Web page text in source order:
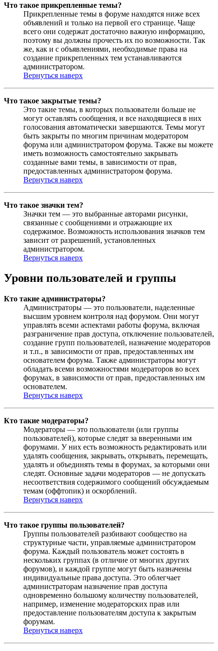
Что такое прикрепленные темы?
Прикрепленные темы в форуме находятся ниже всех
объявлений и только на первой его странице. Чаще
всего они содержат достаточно важную информацию,
поэтому вы должны прочесть их по возможности. Так
же, как и с объявлениями, необходимые права на
создание прикрепленных тем устанавливаются
администратором.
Вернуться наверх
Что такое закрытые темы?
Это такие темы, в которых пользователи больше не
могут оставлять сообщения, и все находящиеся в них
голосования автоматически завершаются. Темы могут
быть закрыты по многим причинам модератором
форума или администратором форума. Также вы можете
иметь возможность самостоятельно закрывать
созданные вами темы, в зависимости от прав,
предоставленных администратором форума.
Вернуться наверх
Что такое значки тем?
Значки тем — это выбранные авторами рисунки,
связанные с сообщениями и отражающие их
содержимое. Возможность использования значков тем
зависит от разрешений, установленных
администратором.
Вернуться наверх
Уровни пользователей и группы
Кто такие администраторы?
Администраторы — это пользователи, наделенные
высшим уровнем контроля над форумом. Они могут
управлять всеми аспектами работы форума, включая
разграничение прав доступа, отключение пользователей,
создание групп пользователей, назначение модераторов
и т.п., в зависимости от прав, предоставленных им
основателем форума. Также администраторы могут
обладать всеми возможностями модераторов во всех
форумах, в зависимости от прав, предоставленных им
основателем.
Вернуться наверх
Кто такие модераторы?
Модераторы — это пользователи (или группы
пользователей), которые следят за вверенными им
форумами. У них есть возможность редактировать или
удалять сообщения, закрывать, открывать, перемещать,
удалять и объединять темы в форумах, за которыми они
следят. Основные задачи модераторов — не допускать
несоответствия содержимого сообщений обсуждаемым
темам (оффтопик) и оскорблений.
Вернуться наверх
Что такое группы пользователей?
Группы пользователей разбивают сообщество на
структурные части, управляемые администратором
форума. Каждый пользователь может состоять в
нескольких группах (в отличие от многих других
форумов), и каждой группе могут быть назначены
индивидуальные права доступа. Это облегчает
администраторам назначение прав доступа
одновременно большому количеству пользователей,
например, изменение модераторских прав или
предоставление пользователям доступа к закрытым
форумам.
Вернуться наверх